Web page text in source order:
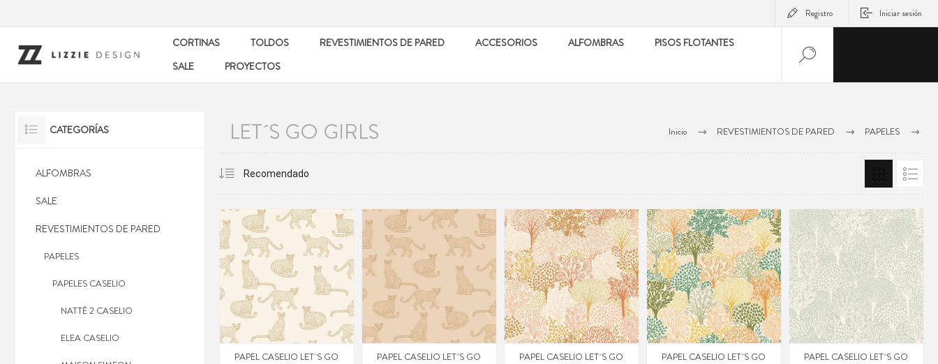
Registro Iniciar sesión
CORTINAS TOLDOS REVESTIMIENTOS DE PARED ACCESORIOS ALFOMBRAS
PISOS FLOTANTES
SALE
PROYECTOS
Inicio REVESTIMIENTOS DE PARED
PAPELES
LET´S GO GIRLS
PAPEL CASELIO LET´S GO
PAPEL CASELIO LET´S GO
PAPEL CASELIO LET´S GO
PAPEL CASELIO LET´S GO
PAPEL CASELIO LET´S GO
CATEGORÍAS
ALFOMBRAS
SALE
REVESTIMIENTOS DE PARED
PAPELES
PAPELES CASELIO
NATTÊ 2 CASELIO
ELEA CASELIO